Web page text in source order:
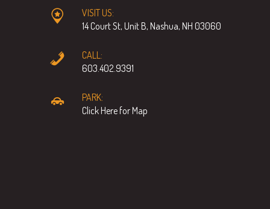
VISIT US:
14 Court St, Unit B, Nashua, NH 03060
CALL:
603.402.9391
PARK:
Click Here for Map